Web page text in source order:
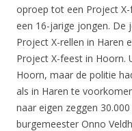
oproep tot een Project
een 16-jarige jongen. De
Project X-rellen in Haren
Project X-feest in Hoorn.
Hoorn, maar de politie
als in Haren te
naar eigen zeggen
burgemeester Onno